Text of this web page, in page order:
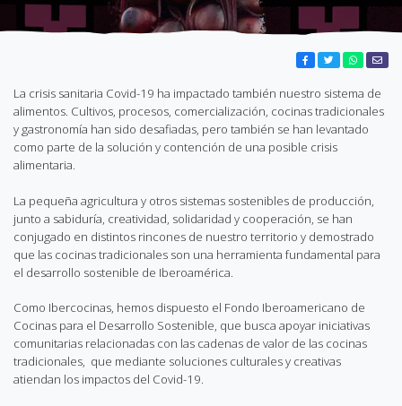
La crisis sanitaria Covid-19 ha impactado también nuestro sistema de
alimentos. Cultivos, procesos, comercialización, cocinas tradicionales
y gastronomía han sido desafiadas, pero también se han levantado
como parte de la solución y contención de una posible crisis
alimentaria.
La pequeña agricultura y otros sistemas sostenibles de producción,
junto a sabiduría, creatividad, solidaridad y cooperación, se han
conjugado en distintos rincones de nuestro territorio y demostrado
que las cocinas tradicionales son una herramienta fundamental para
el desarrollo sostenible de Iberoamérica.
Como Ibercocinas, hemos dispuesto el Fondo Iberoamericano de
Cocinas para el Desarrollo Sostenible, que busca apoyar iniciativas
comunitarias relacionadas con las cadenas de valor de las cocinas
tradicionales, que mediante soluciones culturales y creativas
atiendan los impactos del Covid-19.